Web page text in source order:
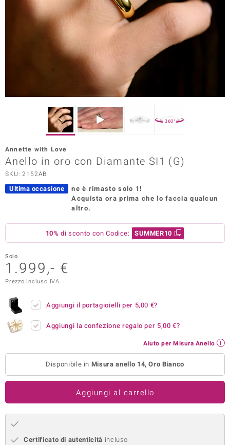
SELECTION
Paraíso
Collection
by de Melo
360°
Annette with Love
Anello in oro con Diamante SI1 (G)
SKU: 2152AB
Ultima occasione
ne è rimasto solo 1!
Acquista ora prima che lo faccia qualcun
altro.
10% di sconto con Codice: SUMMER10
Solo
1.999,- €
Prezzo incluso IVA
Aggiungi il portagioielli per 5,00 €?
Aggiungi la confezione regalo per 5,00 €?
Aiuto per Misura Anello
Disponibile in Misura anello 14, Oro Bianco
Aggiungi al carrello
Certificato di autenticità incluso